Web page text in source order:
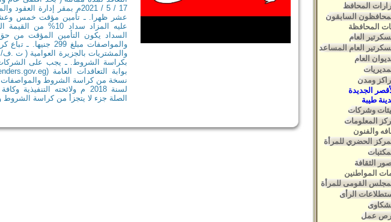
المحافظ
السابقون
المحافظة
العام
العام المساعد
العام
ومدن
الجديدة
طيبة
وشركات
المعلومات
والفنون
الحضري للمرأة
الثقافة
المواطنين
القومى للمرأة
الرأى
عمل
17 / 5 / 2021م بمقر إدارة
عشر ظهرا. ـ تأمين مؤقت خمس
عليه المزاد سداد
السداد يكون التأمين المؤقت من
والمواصفات مبلغ
بكراسة الشروط. ـ يجب على
لسنة 2018 م ولائحته
الصلة جزء لا يتجزأ من كراسة الشروط